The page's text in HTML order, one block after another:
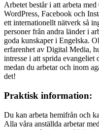
Arbetet består i att arbeta
WordPress, Facebook och
ett internationellt nätverk så
personer från andra länder i
goda kunskaper i Engelska.
erfarenhet av Digital Media,
intresse i att sprida
medan du arbetar och inom
det!
Praktisk information:
Du kan arbeta hemifrån och
Alla våra anställda arbetar